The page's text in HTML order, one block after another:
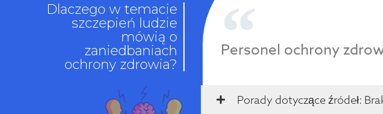
Dlaczego w temacie
szczepień ludzie
mówią o
zaniedbaniach
ochrony zdrowia?
Personel ochrony
Porady dotyczące źródeł: